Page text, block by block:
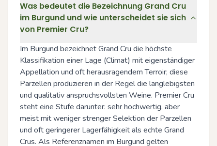
Was bedeutet die Bezeichnung Grand Cru
im Burgund und wie unterscheidet sie sich
von Premier Cru?
Im Burgund bezeichnet Grand Cru die höchste
Klassifikation einer Lage (Climat) mit eigenständiger
Appellation und oft herausragendem Terroir; diese
Parzellen produzieren in der Regel die langlebigsten
und qualitativ anspruchsvollsten Weine. Premier Cru
steht eine Stufe darunter: sehr hochwertig, aber
meist mit weniger strenger Selektion der Parzellen
und oft geringerer Lagerfähigkeit als echte Grand
Crus. Als Referenznamen im Burgund gelten